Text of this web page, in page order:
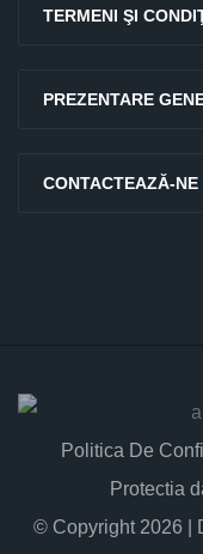
TERMENI ŞI
PREZENTARE
CONTACTEAZĂ-NE
Politica De
Protectia
© Copyright 2026 |